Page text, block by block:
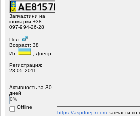
Запчастини на
іномарки +38-
097-994-26-28
Пол:
Возраст: 38
Из:
, Днепр
Регистрация:
23.05.2011
Активность за 30
дней
0%
Offline
https://aspdnepr.com-запчасти